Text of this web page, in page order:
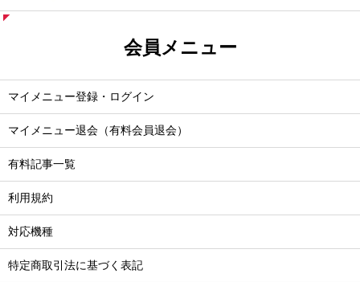
会員メニュー
マイメニュー登録・ログイン
マイメニュー退会（有料会員退会）
有料記事一覧
利用規約
対応機種
特定商取引法に基づく表記